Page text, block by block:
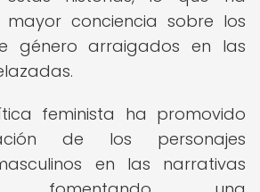
conciencia sobre los
género arraigados en las
feminista ha promovido
de los personajes
en las narrativas